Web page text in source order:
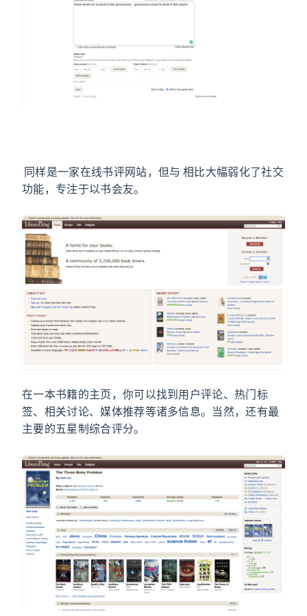
同样是一家在线书评网站，但与 Goodreads 相比大幅弱化了社交
功能，专注于以书会友。
在一本书籍的主页，你可以找到用户评论、热门标
签、相关讨论、媒体推荐等诸多信息。当然，还有最
主要的五星制综合评分。